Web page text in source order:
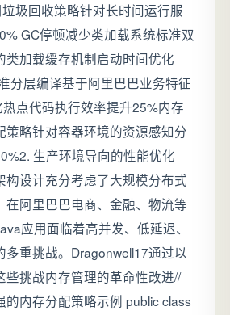
圾回收策略针对长时间运行服
GC停顿减少类加载系统标准双
类加载缓存机制启动时间优化
分层编译基于阿里巴巴业务特征
点代码执行效率提升25%内存
策略针对容器环境的资源感知分
生产环境导向的性能优化
构设计充分考虑了大规模分布式
在阿里巴巴电商、金融、物流等
应用面临着高并发、低延迟、
多重挑战。Dragonwell17通过以
些挑战内存管理的革命性改进//
的内存分配策略示例 public class